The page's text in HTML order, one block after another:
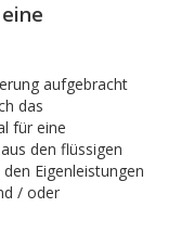
aufgebracht
das
für eine
den flüssigen
Eigenleistungen
/ oder